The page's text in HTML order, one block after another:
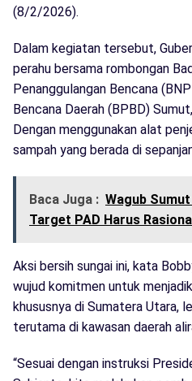
(8/2/2026).
Dalam kegiatan tersebut,
perahu bersama rombongan
Penanggulangan Bencana
Bencana Daerah (BPBD)
Dengan menggunakan alat
sampah yang berada di
Baca Juga : Wagub
Target PAD Harus
Aksi bersih sungai ini, kata
wujud komitmen untuk
khususnya di Sumatera Utara,
terutama di kawasan daerah
“Sesuai dengan instruksi